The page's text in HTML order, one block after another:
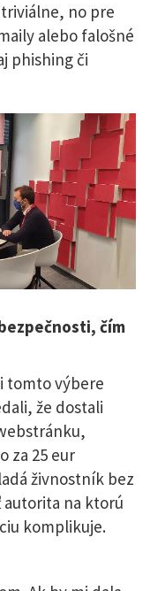
no pre
alebo falošné
phishing či
čím
tomto výbere
že dostali
za 25 eur
živnostník bez
autorita na ktorú
komplikuje.